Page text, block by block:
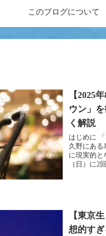
このブログについて
【2025
ウン」
く解説
はじめに
久野にある
に現実的と
（日）に2
【東京
想的す